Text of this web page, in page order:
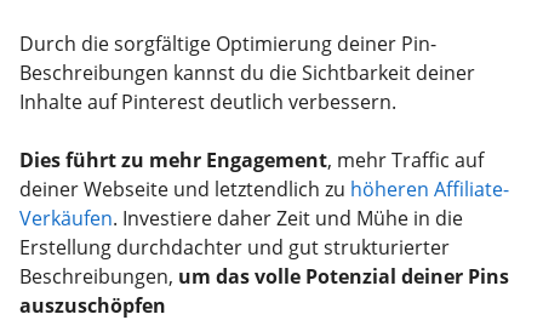
Durch die sorgfältige Optimierung deiner Pin-
Beschreibungen kannst du die Sichtbarkeit deiner
Inhalte auf Pinterest deutlich verbessern.
Dies führt zu mehr Engagement, mehr Traffic auf
deiner Webseite und letztendlich zu höheren Affiliate-
Verkäufen. Investiere daher Zeit und Mühe in die
Erstellung durchdachter und gut strukturierter
Beschreibungen, um das volle Potenzial deiner Pins
auszuschöpfen